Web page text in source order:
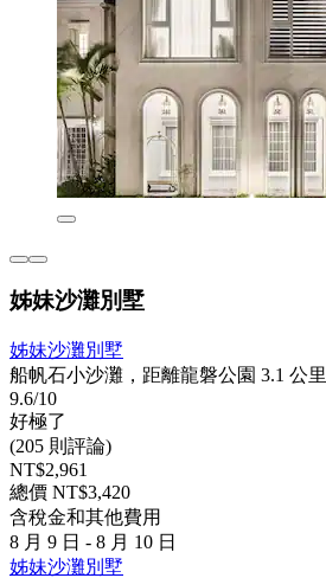
姊妹沙灘別墅
姊妹沙灘別墅
船帆石小沙灘，距離龍磐公園 3.1 公里
9.6/10
好極了
(205 則評論)
NT$2,961
總價 NT$3,420
含稅金和其他費用
8 月 9 日 - 8 月 10 日
姊妹沙灘別墅